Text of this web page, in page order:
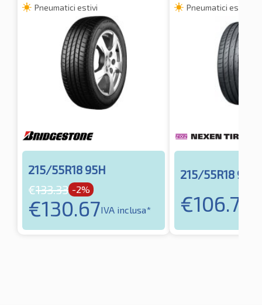
Pneumatici estivi
215/55R18 95H
€133.33 -2%
€130.67IVA inclusa*
Pneumatici estivi
215/55R18 95T
€106.73